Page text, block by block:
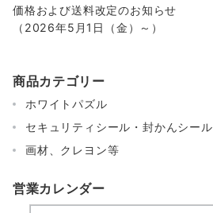
価格および送料改定のお知らせ
（2026年5月1日（金）～）
商品カテゴリー
ホワイトパズル
セキュリティシール・封かんシール
画材、クレヨン等
営業カレンダー